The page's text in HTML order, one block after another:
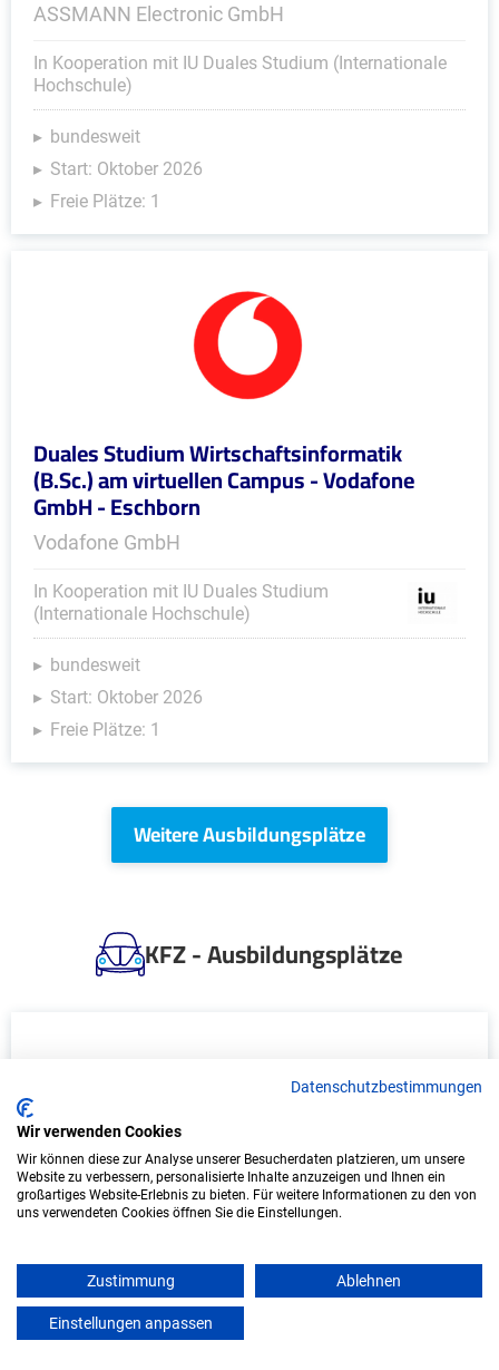
ASSMANN Electronic GmbH
In Kooperation mit IU Duales Studium (Internationale
Hochschule)
bundesweit
Start: Oktober 2026
Freie Plätze: 1
Duales Studium Wirtschaftsinformatik
(B.Sc.) am virtuellen Campus - Vodafone
GmbH - Eschborn
Vodafone GmbH
In Kooperation mit IU Duales Studium
(Internationale Hochschule)
bundesweit
Start: Oktober 2026
Freie Plätze: 1
Weitere Ausbildungsplätze
KFZ - Ausbildungsplätze
Ausbildung: Land- und
MIHG Maschinen-, Instandsetzungs- und
Handels GmbH
Datenschutzbestimmungen
Wir verwenden Cookies
Wir können diese zur Analyse unserer Besucherdaten platzieren, um unsere
Website zu verbessern, personalisierte Inhalte anzuzeigen und Ihnen ein
großartiges Website-Erlebnis zu bieten. Für weitere Informationen zu den von
uns verwendeten Cookies öffnen Sie die Einstellungen.
Zustimmung Ablehnen
Einstellungen anpassen